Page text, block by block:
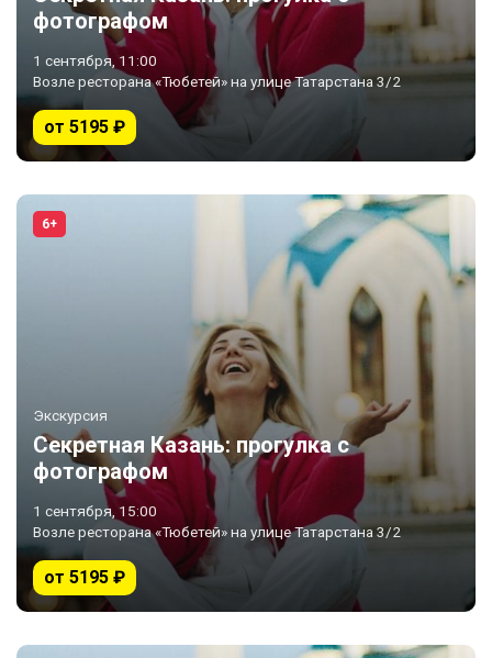
фотографом
1 сентября, 11:00
Возле ресторана «Тюбетей» на улице Татарстана 3/2
от 5195 ₽
6+
Экскурсия
Секретная Казань: прогулка с
фотографом
1 сентября, 15:00
Возле ресторана «Тюбетей» на улице Татарстана 3/2
от 5195 ₽